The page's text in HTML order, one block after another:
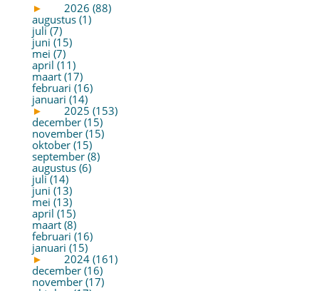
►
2026 (88)
augustus (1)
juli (7)
juni (15)
mei (7)
april (11)
maart (17)
februari (16)
januari (14)
►
2025 (153)
december (15)
november (15)
oktober (15)
september (8)
augustus (6)
juli (14)
juni (13)
mei (13)
april (15)
maart (8)
februari (16)
januari (15)
►
2024 (161)
december (16)
november (17)